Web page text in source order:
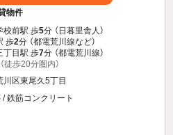
物件
校前駅 歩5分 （日暮里舎人）
歩2分 （都電荒川線など）
丁目駅 歩7分 （都電荒川線）
徒歩20分圏内）
川区東尾久5丁目
鉄筋コンクリート